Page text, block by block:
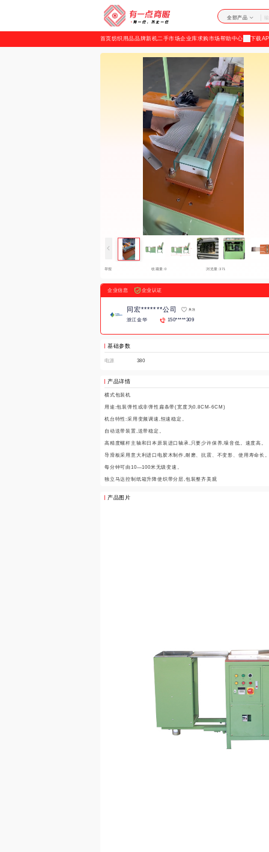
全部产品
首页纺织用品品牌新机 二手市场企业库求购市场帮助中心
加
载
失
下载
举报 收藏量:0 浏览量:371
企业信息 企业认证
同宏*******公司 关注
浙江金华 150*****309
基础参数
电源 380
产品详情
横式包装机
用途:包装弹性或非弹性扁条带(宽度为0.8CM-6CM)
机台特性:采用变频调速,恒速稳定。
自动送带装置,送带稳定。
高精度螺杆主轴和日本原装进口轴承,只要少许保养,噪音低。速度高。
导滑板采用意大利进口电胶木制作,耐磨、抗震、不变形、使用寿命长
每分钟可由10—100米无级变速。
独立马达控制纸箱升降使织带分层,包装整齐美观
产品图片